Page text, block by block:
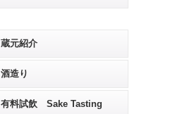
蔵元紹介
酒造り
有料試飲 Sake Tasting